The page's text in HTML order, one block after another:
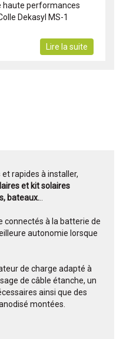
haute performances
Dekasyl MS-1
Lire la suite
rapides à installer,
et kit solaires
bateaux.
connectés à la batterie de
autonomie lorsque
de charge adapté à
de câble étanche, un
ainsi que des
montées.